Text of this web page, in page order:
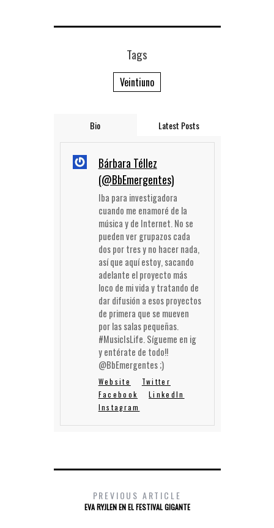
Tags
Veintiuno
Bio Latest Posts
Bárbara Téllez
(@BbEmergentes)
Iba para investigadora
cuando me enamoré de la
música y de Internet. No se
pueden ver grupazos cada
dos por tres y no hacer nada,
así que aquí estoy, sacando
adelante el proyecto más
loco de mi vida y tratando de
dar difusión a esos proyectos
de primera que se mueven
por las salas pequeñas.
#MusicIsLife. Sígueme en ig
y entérate de todo!!
@BbEmergentes ;)
Website
Twitter
Facebook
LinkedIn
Instagram
PREVIOUS ARTICLE
EVA RYJLEN EN EL FESTIVAL GIGANTE